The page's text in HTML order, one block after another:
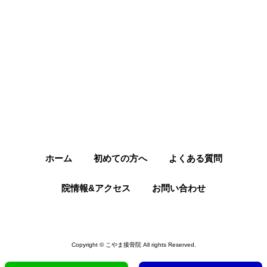
ホーム 初めての方へ よくある質問
院情報&アクセス お問い合わせ
Copyright © こやま接骨院 All rights Reserved.